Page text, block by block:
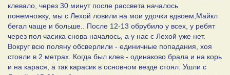
клевало, через 30 минут после рассвета началось
понемножку, мы с Лехой ловили на мои удочки вдвоем,Майкл
бегал чаще и больше.. После 12-13 обрубило у всех, у ребят
через пол часика снова началось, а у нас с Лехой уже нет.
Вокруг всю поляну обсверлили - единичные попадания, хоя
стояли в 2 метрах. Когда был клев - одинаково брала и на корь
и на карася, а так карасик в основном везде стоял. Ушли с